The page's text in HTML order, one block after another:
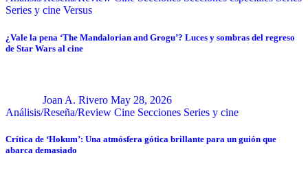
Series y cine Versus
¿Vale la pena ‘The Mandalorian and Grogu’? Luces y sombras del regreso
de Star Wars al cine
Joan A. Rivero May 28, 2026
Análisis/Reseña/Review Cine Secciones Series y cine
Crítica de ‘Hokum’: Una atmósfera gótica brillante para un guión que
abarca demasiado